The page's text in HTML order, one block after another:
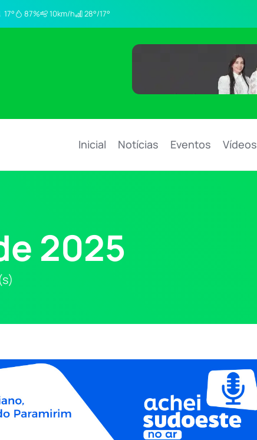
17° 87% 10km/h 28°/17°
Inicial Notícias Eventos Vídeos
2025